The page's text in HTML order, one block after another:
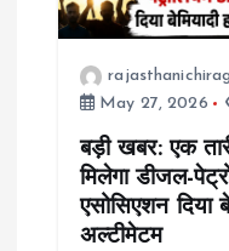
rajasthanichirag
May 27, 2026
बड़ी खबर: एक
मिलेगा डीजल-
एसोसिएशन दिया
अल्टीमेटम